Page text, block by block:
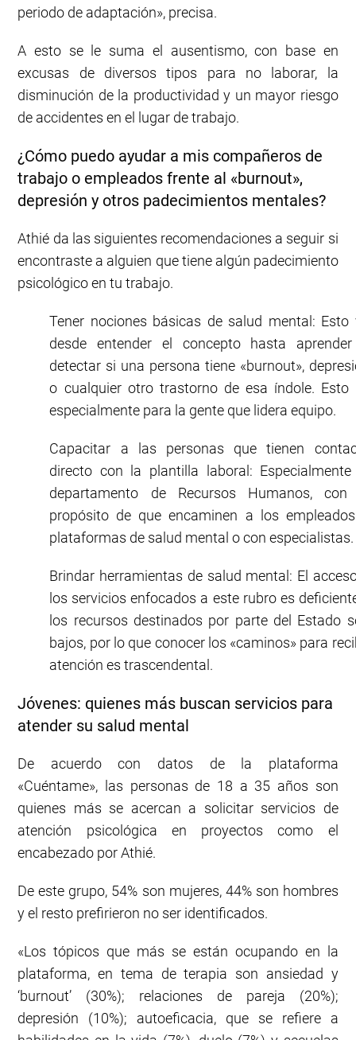
periodo de adaptación», precisa.
A esto se le suma el ausentismo, con base en
excusas de diversos tipos para no laborar, la
disminución de la productividad y un mayor riesgo
de accidentes en el lugar de trabajo.
¿Cómo puedo ayudar a mis compañeros de
trabajo o empleados frente al «burnout»,
depresión y otros padecimientos mentales?
Athié da las siguientes recomendaciones a seguir si
encontraste a alguien que tiene algún padecimiento
psicológico en tu trabajo.
Tener nociones básicas de salud mental: Esto
desde entender el concepto hasta
detectar si una persona tiene «burnout»,
o cualquier otro trastorno de esa índole. Esto
especialmente para la gente que lidera equipo.
Capacitar a las personas que tienen
directo con la plantilla laboral:
departamento de Recursos Humanos, con
propósito de que encaminen a los
plataformas de salud mental o con especialistas.
Brindar herramientas de salud mental: El
los servicios enfocados a este rubro es
los recursos destinados por parte del Estado
bajos, por lo que conocer los «caminos» para
atención es trascendental.
Jóvenes: quienes más buscan servicios para
atender su salud mental
De acuerdo con datos de la plataforma
«Cuéntame», las personas de 18 a 35 años son
quienes más se acercan a solicitar servicios de
atención psicológica en proyectos como el
encabezado por Athié.
De este grupo, 54% son mujeres, 44% son hombres
y el resto prefirieron no ser identificados.
«Los tópicos que más se están ocupando en la
plataforma, en tema de terapia son ansiedad y
‘burnout’ (30%); relaciones de pareja (20%);
depresión (10%); autoeficacia, que se refiere a